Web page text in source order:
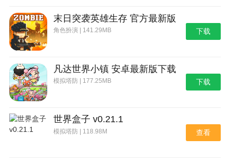
末日突袭英雄生存 官方最新版
角色扮演 | 141.29MB 下载
凡达世界小镇 安卓最新版下载
模拟塔防 | 177.25MB 下载
世界盒子 v0.21.1
模拟塔防 | 118.98M 查看